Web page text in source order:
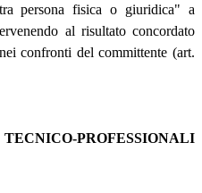
persona fisica o giuridica" a
al risultato concordato
confronti del committente (art.
PROFESSIONALI